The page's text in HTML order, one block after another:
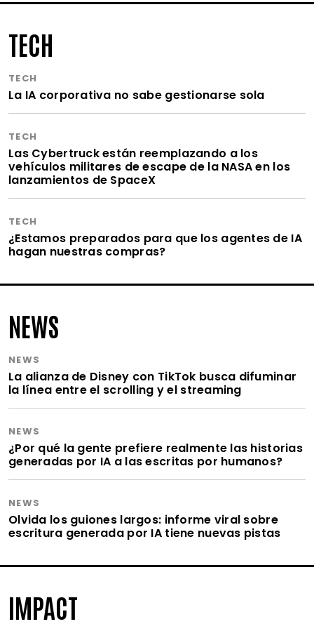
TECH
TECH
La IA corporativa no sabe gestionarse sola
TECH
Las Cybertruck están reemplazando a los
vehículos militares de escape de la NASA en los
lanzamientos de SpaceX
TECH
¿Estamos preparados para que los agentes de IA
hagan nuestras compras?
NEWS
NEWS
La alianza de Disney con TikTok busca difuminar
la línea entre el scrolling y el streaming
NEWS
¿Por qué la gente prefiere realmente las historias
generadas por IA a las escritas por humanos?
NEWS
Olvida los guiones largos: informe viral sobre
escritura generada por IA tiene nuevas pistas
IMPACT